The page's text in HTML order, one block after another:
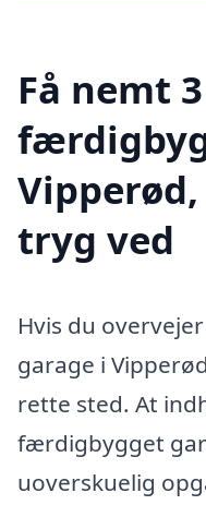
Få nemt
tryg ved
Hvis du
garage i
rette sted. At
færdigbygget
uoverskuelig